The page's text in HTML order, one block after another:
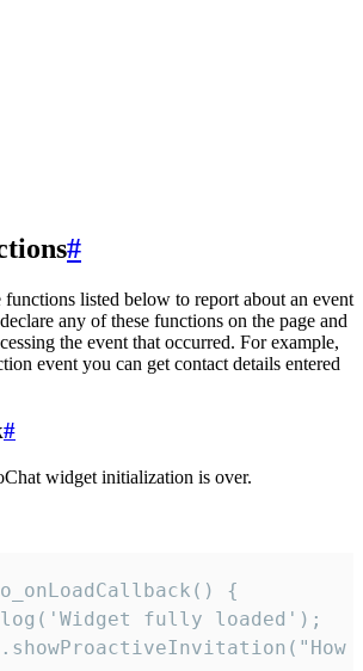
#
functions listed below to report about an event
any of these functions on the page and
the event that occurred. For example,
event you can get contact details entered
#
widget initialization is over.
{
fully loaded');